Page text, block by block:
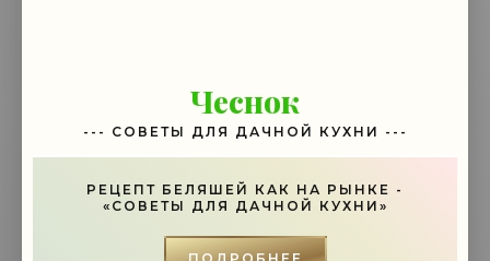
Чеснок
--- СОВЕТЫ ДЛЯ ДАЧНОЙ КУХНИ ---
РЕЦЕПТ БЕЛЯШЕЙ КАК НА РЫНКЕ -
«СОВЕТЫ ДЛЯ ДАЧНОЙ КУХНИ»